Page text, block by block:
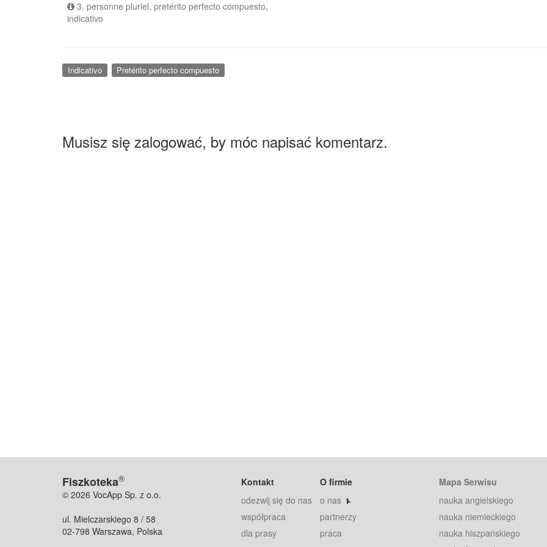
3. personne pluriel, pretérito perfecto compuesto,
indicativo
Indicativo Pretérito perfecto compuesto
Musisz się zalogować, by móc napisać komentarz.
Fiszkoteka®
© 2026 VocApp Sp. z o.o.
ul. Mielczarskiego 8 / 58
02-798 Warszawa, Polska
Kontakt
odezwij się do nas
współpraca
dla prasy
O firmie
o nas
partnerzy
praca
Mapa Serwisu
nauka angielskiego
nauka niemieckiego
nauka hiszpańskiego